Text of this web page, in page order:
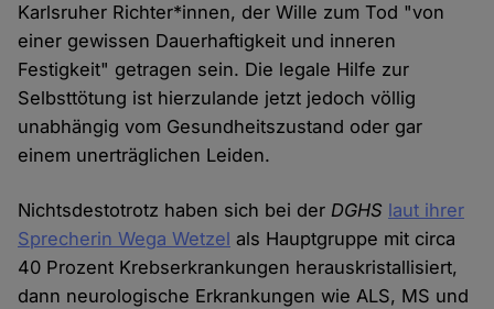
Karlsruher Richter*innen, der Wille zum Tod "von
einer gewissen Dauerhaftigkeit und inneren
Festigkeit" getragen sein. Die legale Hilfe zur
Selbsttötung ist hierzulande jetzt jedoch völlig
unabhängig vom Gesundheitszustand oder gar
einem unerträglichen Leiden.
Nichtsdestotrotz haben sich bei derDGHS laut ihrer
Sprecherin Wega Wetzel als Hauptgruppe mit circa
40 Prozent Krebserkrankungen herauskristallisiert,
dann neurologische Erkrankungen wie ALS, MS und